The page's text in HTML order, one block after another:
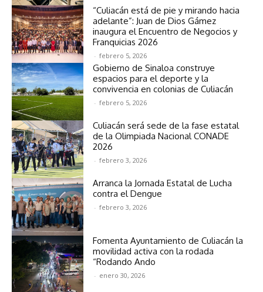
“Culiacán está de pie y mirando hacia
adelante”: Juan de Dios Gámez
inaugura el Encuentro de Negocios y
Franquicias 2026
- febrero 5, 2026
Gobierno de Sinaloa construye
espacios para el deporte y la
convivencia en colonias de Culiacán
- febrero 5, 2026
Culiacán será sede de la fase estatal
de la Olimpiada Nacional CONADE
2026
- febrero 3, 2026
Arranca la Jornada Estatal de Lucha
contra el Dengue
- febrero 3, 2026
Fomenta Ayuntamiento de Culiacán la
movilidad activa con la rodada
“Rodando Ando
- enero 30, 2026